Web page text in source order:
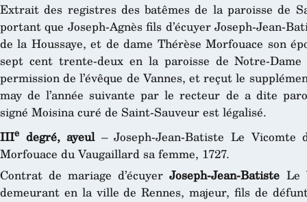
Extrait des registres des batêmes de la paroisse de
portant que Joseph-Agnès fils d’écuyer Joseph-Jean-
de la Houssaye, et de dame Thérèse Morfouace son
sept cent trente-deux en la paroisse de Notre-
permission de l’évêque de Vannes, et reçut le
may de l’année suivante par le recteur de a dite
signé Moisina curé de Saint-Sauveur est légalisé.
IIIe degré, ayeul– Joseph-Jean-Batiste Le Vicomte
Morfouace du Vaugaillard sa femme, 1727.
Contrat de mariage d’écuyerJoseph-Jean-Batiste Le
demeurant en la ville de Rennes, majeur, fils de